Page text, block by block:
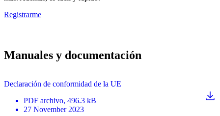
Registrarme
Manuales y documentación
Declaración de conformidad de la UE
PDF archivo, 496.3 kB
27 November 2023